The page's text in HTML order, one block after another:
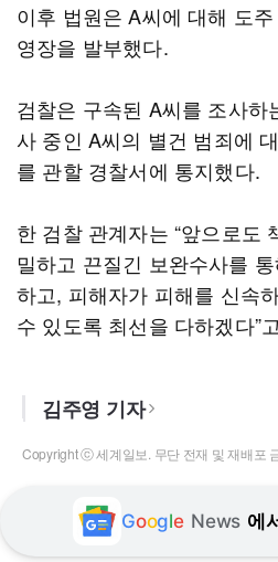
이후 법원은 A씨에 대해 도
영장을 발부했다.
검찰은 구속된 A씨를 조사하
사 중인 A씨의 별건 범죄에
를 관할 경찰서에 통지했다.
한 검찰 관계자는 “앞으로도
밀하고 끈질긴 보완수사를
하고, 피해자가 피해를 신속
수 있도록 최선을 다하겠다”
김주영 기자
Copyright ⓒ 세계일보. 무단 전재 및 재배포
Google News 에